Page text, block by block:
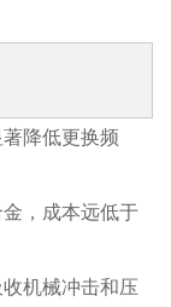
降低更换频
，成本远低于
机械冲击和压